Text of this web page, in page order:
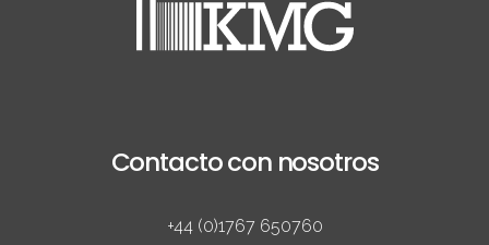
Contacto con nosotros
+44 (0)1767 650760